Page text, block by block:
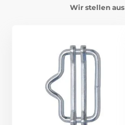
Wir stellen